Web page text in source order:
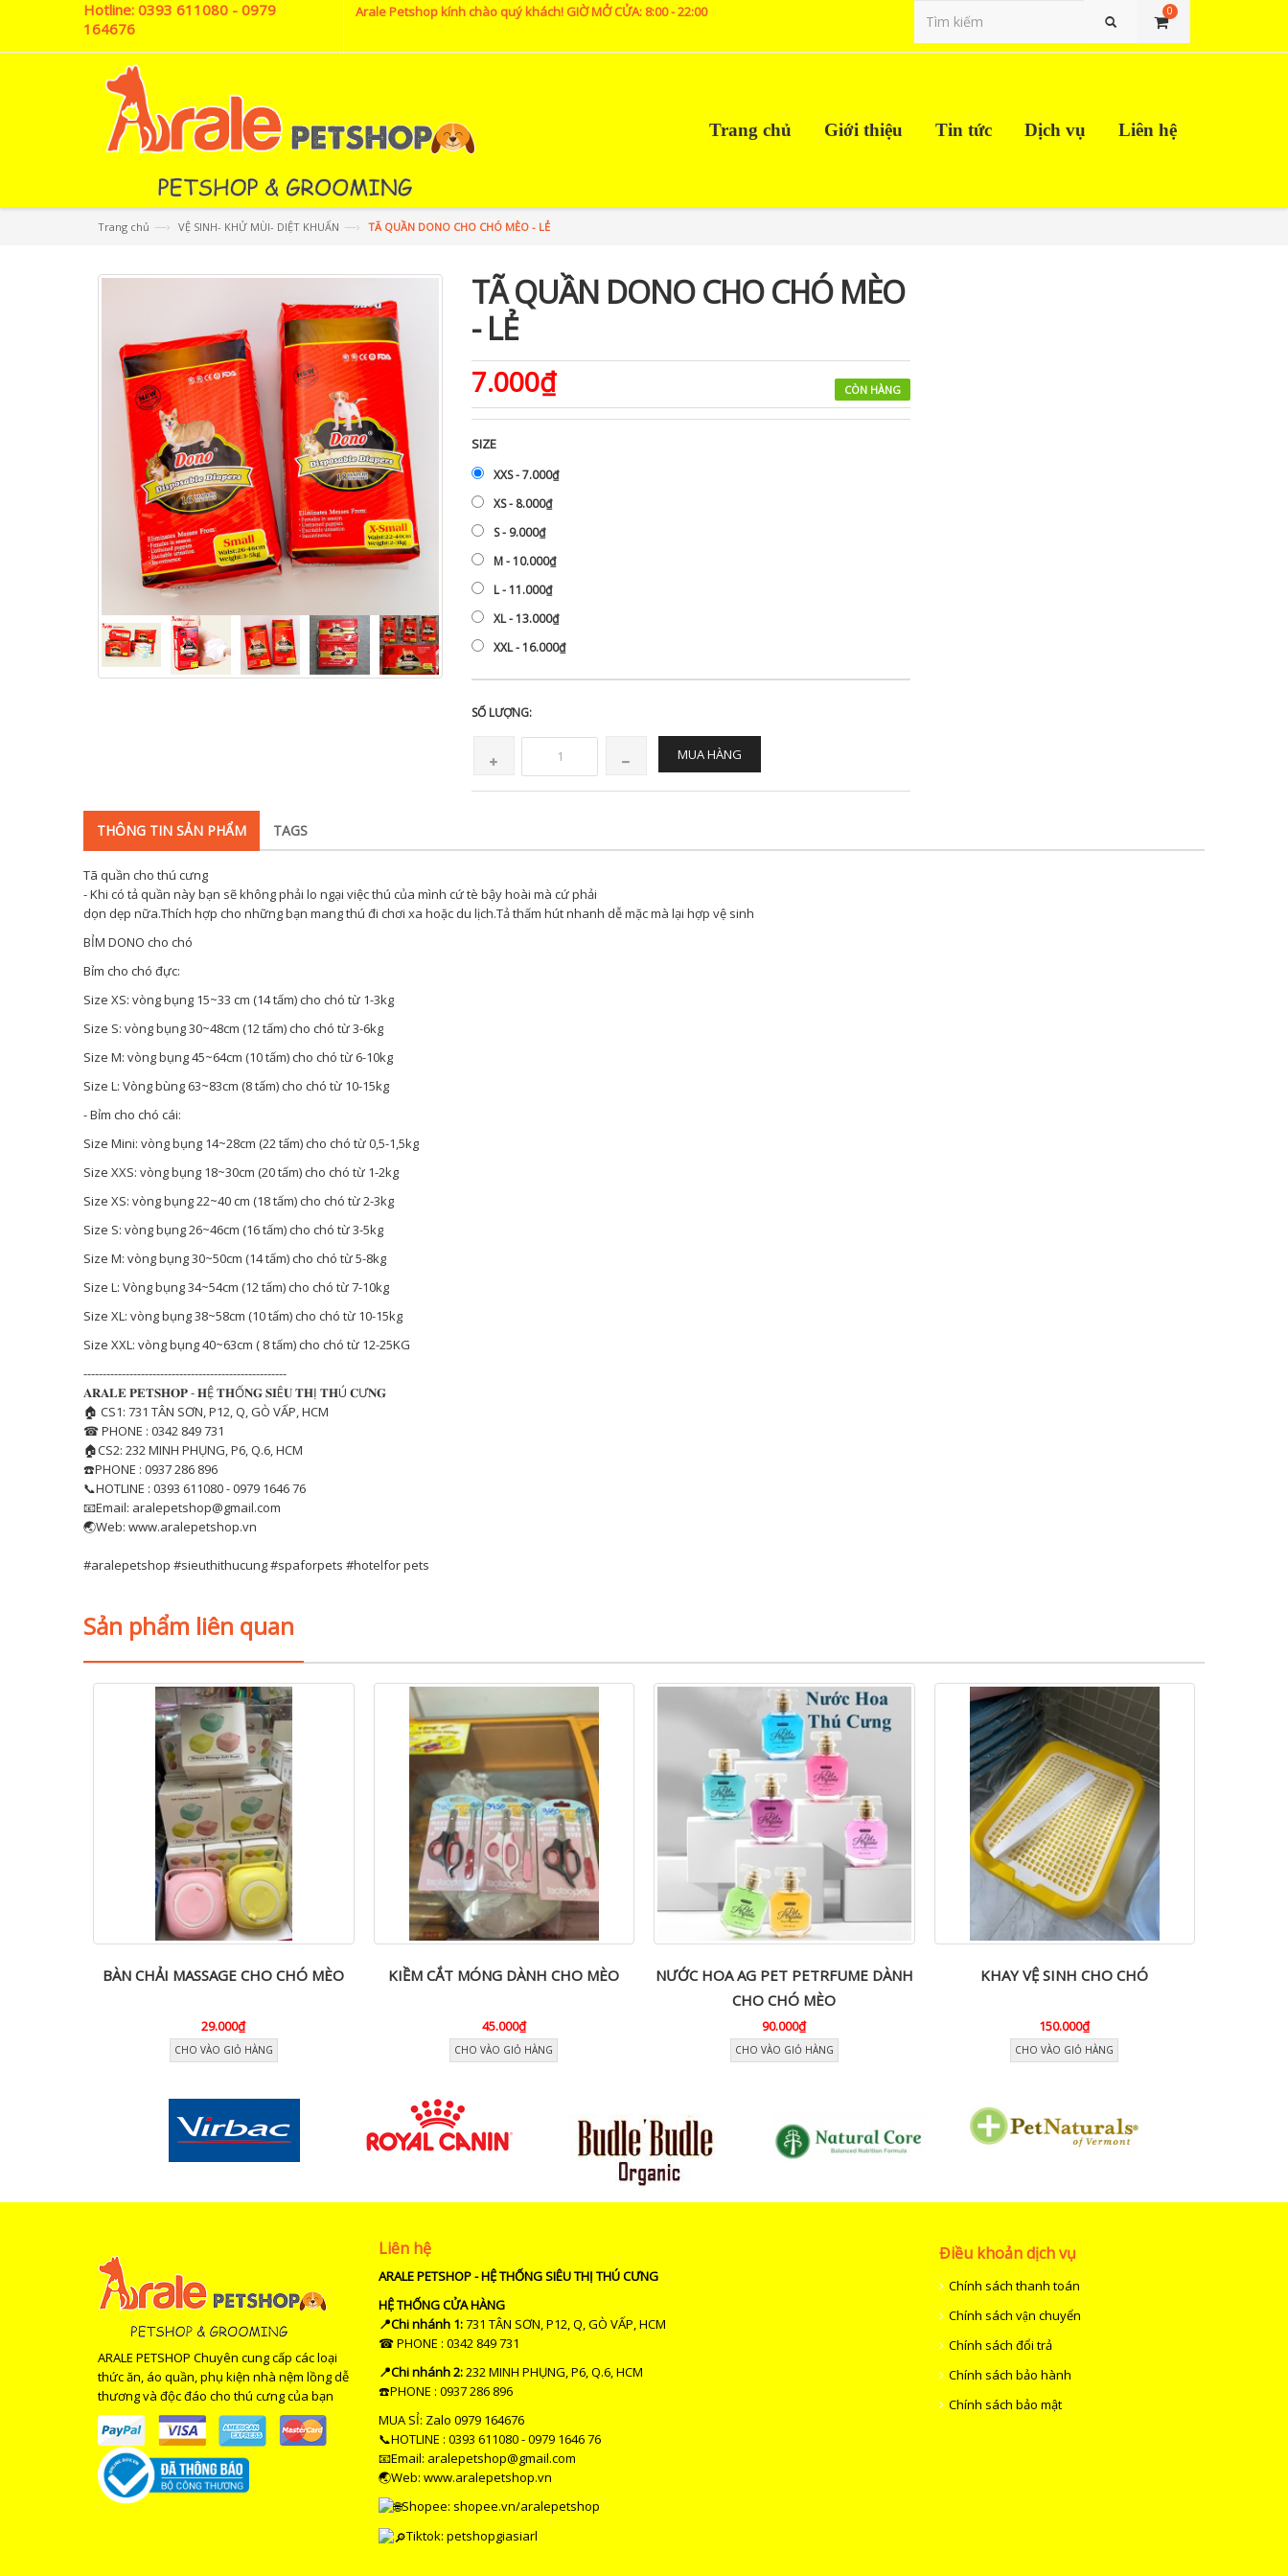
Hotline: 0393 611080 - 0979
164676
Arale Petshop kính chào quý khách! GIỜ MỞ CỬA: 8:00 - 22:00 0
Tìm kiếm
Trang chủ Giới thiệu Tin tức Dịch vụ Liên hệ
Trang chủ —› VỆ SINH- KHỬ MÙI- DIỆT KHUẨN —› TÃ QUẦN DONO CHO CHÓ MÈO - LẺ
TÃ QUẦN DONO CHO CHÓ MÈO
- LẺ
CÒN HÀNG
7.000₫
SIZE
XXS - 7.000₫
XS - 8.000₫
S - 9.000₫
M - 10.000₫
L - 11.000₫
XL - 13.000₫
XXL - 16.000₫
SỐ LƯỢNG:
MUA HÀNG
THÔNG TIN SẢN PHẨM TAGS
Tã quần cho thú cưng
- Khi có tả quần này bạn sẽ không phải lo ngại việc thú của mình cứ tè bậy hoài mà cứ phải
dọn dẹp nữa.Thích hợp cho những bạn mang thú đi chơi xa hoặc du lịch.Tả thấm hút nhanh dễ mặc mà lại hợp vệ sinh
BỈM DONO cho chó
Bỉm cho chó đực:
Size XS: vòng bụng 15~33 cm (14 tấm) cho chó từ 1-3kg
Size S: vòng bụng 30~48cm (12 tấm) cho chó từ 3-6kg
Size M: vòng bụng 45~64cm (10 tấm) cho chó từ 6-10kg
Size L: Vòng bùng 63~83cm (8 tấm) cho chó từ 10-15kg
- Bỉm cho chó cái:
Size Mini: vòng bụng 14~28cm (22 tấm) cho chó từ 0,5-1,5kg
Size XXS: vòng bụng 18~30cm (20 tấm) cho chó từ 1-2kg
Size XS: vòng bụng 22~40 cm (18 tấm) cho chó từ 2-3kg
Size S: vòng bụng 26~46cm (16 tấm) cho chó từ 3-5kg
Size M: vòng bụng 30~50cm (14 tấm) cho chó từ 5-8kg
Size L: Vòng bụng 34~54cm (12 tấm) cho chó từ 7-10kg
Size XL: vòng bụng 38~58cm (10 tấm) cho chó từ 10-15kg
Size XXL: vòng bụng 40~63cm ( 8 tấm) cho chó từ 12-25KG
-----------------------------------------------------
𝐀𝐑𝐀𝐋𝐄 𝐏𝐄𝐓𝐒𝐇𝐎𝐏 - 𝐇Ệ 𝐓𝐇Ố𝐍𝐆 𝐒𝐈Ê𝐔 𝐓𝐇Ị 𝐓𝐇Ú 𝐂Ư𝐍𝐆
🏠 CS1: 731 TÂN SƠN, P12, Q, GÒ VẤP, HCM
☎ PHONE : 0342 849 731
🏠CS2: 232 MINH PHỤNG, P6, Q.6, HCM
☎️PHONE : 0937 286 896
📞HOTLINE : 0393 611080 - 0979 1646 76
📧Email: aralepetshop@gmail.com
🌏Web: www.aralepetshop.vn
#aralepetshop #sieuthithucung #spaforpets #hotelfor pets
Sản phẩm liên quan
BÀN CHẢI MASSAGE CHO CHÓ MÈO
29.000₫
CHO VÀO GIỎ HÀNG
KIỀM CẮT MÓNG DÀNH CHO MÈO
45.000₫
CHO VÀO GIỎ HÀNG
NƯỚC HOA AG PET PETRFUME DÀNH
CHO CHÓ MÈO
90.000₫
CHO VÀO GIỎ HÀNG
KHAY VỆ SINH CHO CHÓ
150.000₫
CHO VÀO GIỎ HÀNG
ARALE PETSHOP Chuyên cung cấp các loại
thức ăn, áo quần, phụ kiện nhà nệm lồng dễ
thương và độc đáo cho thú cưng của bạn
Liên hệ
ARALE PETSHOP - HỆ THỐNG SIÊU THỊ THÚ CƯNG
HỆ THỐNG CỬA HÀNG
📍Chi nhánh 1:731 TÂN SƠN, P12, Q, GÒ VẤP, HCM
☎ PHONE : 0342 849 731
📍Chi nhánh 2:232 MINH PHỤNG, P6, Q.6, HCM
☎️PHONE : 0937 286 896
MUA SỈ: Zalo 0979 164676
📞HOTLINE : 0393 611080 - 0979 1646 76
📧Email: aralepetshop@gmail.com
🌏Web: www.aralepetshop.vn
Shopee: shopee.vn/aralepetshop
Tiktok: petshopgiasiarl
Điều khoản dịch vụ
Chính sách thanh toán
Chính sách vận chuyển
Chính sách đổi trả
Chính sách bảo hành
Chính sách bảo mật